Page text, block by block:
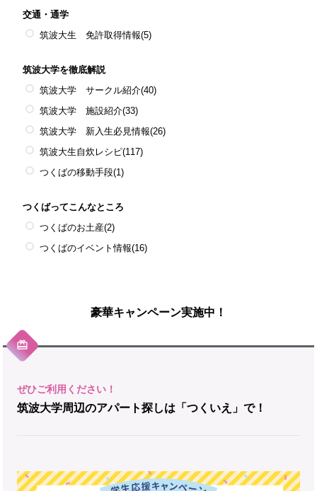
交通・通学
筑波大生 免許取得情報(5)
筑波大学を徹底解説
筑波大学 サークル紹介(40)
筑波大学 施設紹介(33)
筑波大学 新入生必見情報(26)
筑波大生自炊レシピ(117)
つくばの移動手段(1)
つくばってこんなところ
つくばのお土産(2)
つくばのイベント情報(16)
豪華キャンペーン実施中！
筑波大学周辺のアパート探しは「つくいえ」で！